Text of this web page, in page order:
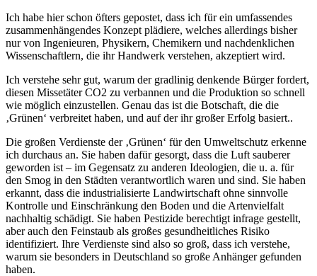
Ich habe hier schon öfters gepostet, dass ich für ein umfassendes
zusammenhängendes Konzept plädiere, welches allerdings bisher
nur von Ingenieuren, Physikern, Chemikern und nachdenklichen
Wissenschaftlern, die ihr Handwerk verstehen, akzeptiert wird.
Ich verstehe sehr gut, warum der gradlinig denkende Bürger fordert,
diesen Missetäter CO2 zu verbannen und die Produktion so schnell
wie möglich einzustellen. Genau das ist die Botschaft, die die
‚Grünen‘ verbreitet haben, und auf der ihr großer Erfolg basiert..
Die großen Verdienste der ‚Grünen‘ für den Umweltschutz erkenne
ich durchaus an. Sie haben dafür gesorgt, dass die Luft sauberer
geworden ist – im Gegensatz zu anderen Ideologien, die u. a. für
den Smog in den Städten verantwortlich waren und sind. Sie haben
erkannt, dass die industrialisierte Landwirtschaft ohne sinnvolle
Kontrolle und Einschränkung den Boden und die Artenvielfalt
nachhaltig schädigt. Sie haben Pestizide berechtigt infrage gestellt,
aber auch den Feinstaub als großes gesundheitliches Risiko
identifiziert. Ihre Verdienste sind also so groß, dass ich verstehe,
warum sie besonders in Deutschland so große Anhänger gefunden
haben.